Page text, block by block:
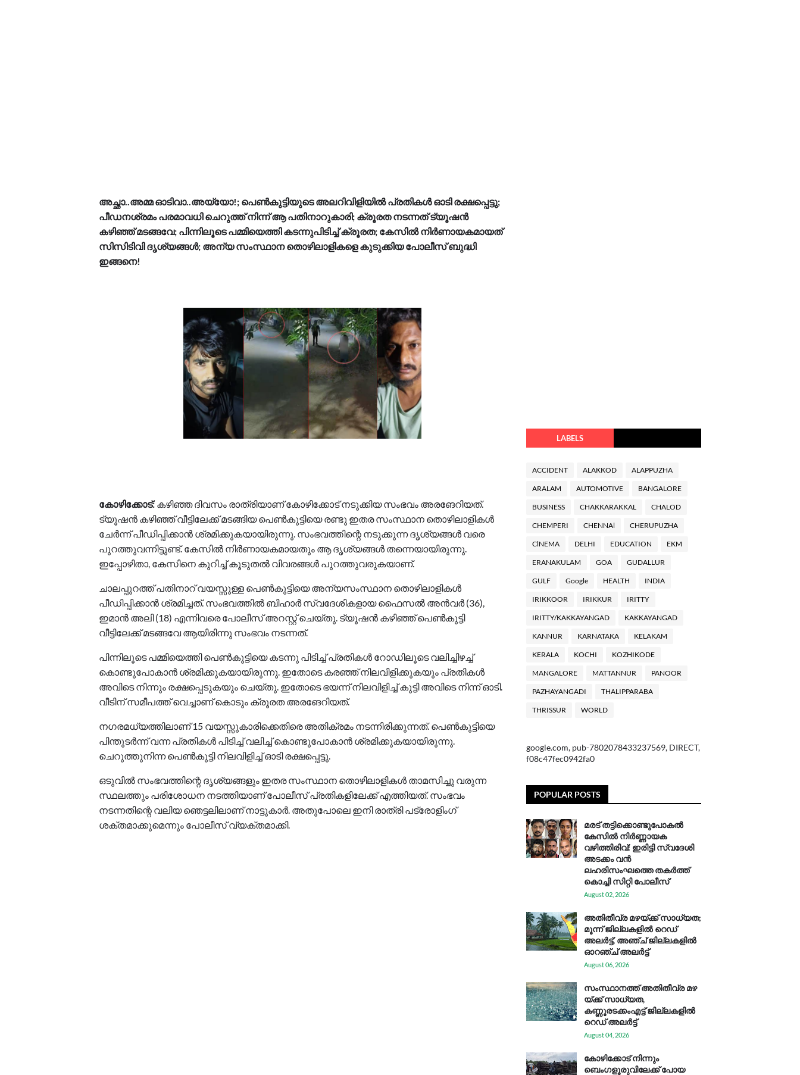
അച്ഛാ..അമ്മ ഓടിവാ..അയ്യോ!; പെൺകുട്ടിയുടെ അലറിവിളിയിൽ പ്രതികൾ ഓടി രക്ഷപ്പെട്ടു;
പീഡനശ്രമം പരമാവധി ചെറുത്ത് നിന്ന് ആ പതിനാറുകാരി; ക്രൂരത നടന്നത് ട്യൂഷൻ
കഴിഞ്ഞ് മടങ്ങവേ; പിന്നിലൂടെ പമ്മിയെത്തി കടന്നുപിടിച്ച് ക്രൂരത; കേസിൽ നിർണായകമായത്
സിസിടിവി ദൃശ്യങ്ങൾ; അന്യ സംസ്ഥാന തൊഴിലാളികളെ കുടുക്കിയ പോലീസ് ബുദ്ധി
ഇങ്ങനെ!
കോഴിക്കോട്: കഴിഞ്ഞ ദിവസം രാത്രിയാണ് കോഴിക്കോട് നടുക്കിയ സംഭവം അരങേറിയത്.
ട്യൂഷൻ കഴിഞ്ഞ് വീട്ടിലേക്ക് മടങ്ങിയ പെൺകുട്ടിയെ രണ്ടു ഇതര സംസ്ഥാന തൊഴിലാളികൾ
ചേർന്ന് പീഡിപ്പിക്കാൻ ശ്രമിക്കുകയായിരുന്നു. സംഭവത്തിന്റെ നടുക്കുന്ന ദൃശ്യങ്ങൾ വരെ
പുറത്തുവന്നിട്ടുണ്ട്. കേസിൽ നിർണായകമായതും ആ ദൃശ്യങ്ങൾ തന്നെയായിരുന്നു.
ഇപ്പോഴിതാ, കേസിനെ കുറിച്ച് കൂടുതൽ വിവരങ്ങൾ പുറത്തുവരുകയാണ്.
ചാലപ്പുറത്ത് പതിനാറ് വയസ്സുള്ള പെൺകുട്ടിയെ അന്യസംസ്ഥാന തൊഴിലാളികൾ
പീഡിപ്പിക്കാൻ ശ്രമിച്ചത്. സംഭവത്തിൽ ബിഹാർ സ്വദേശികളായ ഫൈസൽ അൻവർ (36),
ഇമാൻ അലി (18) എന്നിവരെ പോലീസ് അറസ്റ്റ് ചെയ്തു. ട്യൂഷൻ കഴിഞ്ഞ് പെൺകുട്ടി
വീട്ടിലേക്ക് മടങ്ങവേ ആയിരിന്നു സംഭവം നടന്നത്.
പിന്നിലൂടെ പമ്മിയെത്തി പെൺകുട്ടിയെ കടന്നു പിടിച്ച് പ്രതികൾ റോഡിലൂടെ വലിച്ചിഴച്ച്
കൊണ്ടുപോകാൻ‌ ശ്രമിക്കുകയായിരുന്നു. ഇതോടെ കരഞ്ഞ് നിലവിളിക്കുകയും പ്രതികൾ
അവിടെ നിന്നും രക്ഷപ്പെടുകയും ചെയ്തു. ഇതോടെ ഭയന്ന് നിലവിളിച്ച് കുട്ടി അവിടെ നിന്ന് ഓടി.
വീടിന് സമീപത്ത് വെച്ചാണ് കൊടും ക്രൂരത അരങേറിയത്.
നഗരമധ്യത്തിലാണ് 15 വയസ്സുകാരിക്കെതിരെ അതിക്രമം നടന്നിരിക്കുന്നത്. പെൺകുട്ടിയെ
പിന്തുടർന്ന് വന്ന പ്രതികൾ പിടിച്ച് വലിച്ച് കൊണ്ടുപോകാൻ ശ്രമിക്കുകയായിരുന്നു.
ചെറുത്തുനിന്ന പെൺകുട്ടി നിലവിളിച്ച് ഓടി രക്ഷപ്പെട്ടു.
ഒടുവിൽ സംഭവത്തിന്റെ ദൃശ്യങ്ങളും ഇതര സംസ്ഥാന തൊഴിലാളികൾ താമസിച്ചു വരുന്ന
സ്ഥലത്തും പരിശോധന നടത്തിയാണ് പോലീസ് പ്രതികളിലേക്ക് എത്തിയത്. സംഭവം
നടന്നതിന്റെ വലിയ ഞെട്ടലിലാണ് നാട്ടുകാർ. അതുപോലെ ഇനി രാത്രി പട്രോളിംഗ്
ശക്തമാക്കുമെന്നും പോലീസ് വ്യക്തമാക്കി.
LABELS
ACCIDENT ALAKKOD ALAPPUZHA
ARALAM AUTOMOTIVE BANGALORE
BUSINESS CHAKKARAKKAL CHALOD
CHEMPERI CHENNAl CHERUPUZHA
ClNEMA DELHI EDUCATION EKM
ERANAKULAM GOA GUDALLUR
GULF Google HEALTH INDIA
IRIKKOOR IRIKKUR IRITTY
IRITTY/KAKKAYANGAD KAKKAYANGAD
KANNUR KARNATAKA KELAKAM
KERALA KOCHI KOZHIKODE
MANGALORE MATTANNUR PANOOR
PAZHAYANGADI THALIPPARABA
THRISSUR WORLD
google.com, pub-7802078433237569, DIRECT,
f08c47fec0942fa0
POPULAR POSTS
മരട് തട്ടിക്കൊണ്ടുപോകൽ
കേസിൽ നിർണ്ണായക
വഴിത്തിരിവ്: ഇരിട്ടി സ്വദേശി
അടക്കം വൻ
ലഹരിസംഘത്തെ തകർത്ത്
കൊച്ചി സിറ്റി പോലീസ്
August 02, 2026
അതിതീവ്ര മഴയ്ക്ക് സാധ്യത;
മൂന്ന് ജില്ലകളിൽ റെഡ്
അലർട്ട്, അഞ്ച് ജില്ലകളിൽ
ഓറഞ്ച് അലർട്ട്
August 06, 2026
സം​സ്ഥാ​ന​ത്ത് അ​തി​തീ​വ്ര മ​ഴ​
യ്ക്ക് സാ​ധ്യ​ത,
കണ്ണൂരടക്കംഎ​ട്ട് ജി​ല്ല​ക​ളി​ൽ
റെ​ഡ് അ​ലർ​ട്ട്
August 04, 2026
കോഴിക്കോട് നിന്നും
ബെംഗളൂരുവിലേക്ക് പോയ